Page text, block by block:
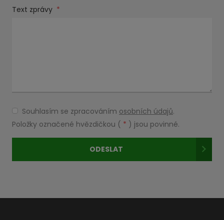
Text zprávy *
Souhlasím
se
zpracováním
osobních
Souhlasím se zpracováním osobních údajů.
Položky označené hvězdičkou ( * ) jsou povinné.
ODESLAT
nepodařilo